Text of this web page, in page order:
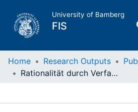
University of Bamberg
FIS
Home
Home Research Outputs
Rationalität durch Verfahren in der Europäischen Union : europäische Arzneimittelzulassung und Normung technischer Güter